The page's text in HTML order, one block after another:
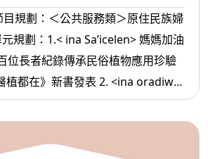
目規劃：＜公共服務類＞原住民族婦
規劃：1.< ina Sa’icelen> 媽媽加油
位長者紀錄傳承民俗植物應用珍驗
新書發表 2. <ina oradiw>
3.< ina Masa’sa >媽媽
個人